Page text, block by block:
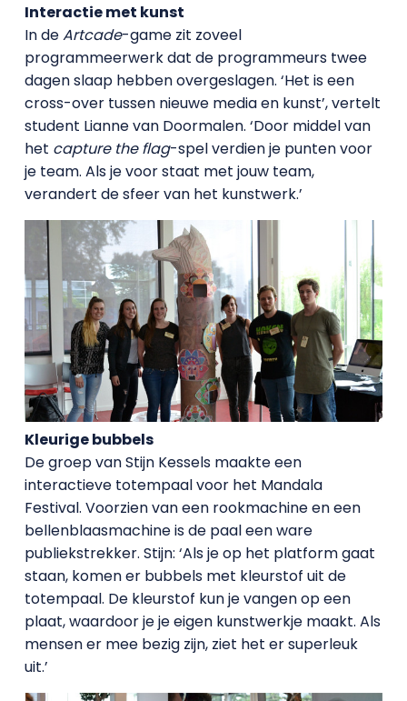
Interactie met kunst
In deArtcade-game zit zoveel
programmeerwerk dat de programmeurs twee
dagen slaap hebben overgeslagen. ‘Het is een
cross-over tussen nieuwe media en kunst’, vertelt
student Lianne van Doormalen. ‘Door middel van
het capture the flag-spel verdien je punten voor
je team. Als je voor staat met jouw team,
verandert de sfeer van het kunstwerk.’
Kleurige bubbels
De groep van Stijn Kessels maakte een
interactieve totempaal voor het Mandala
Festival. Voorzien van een rookmachine en een
bellenblaasmachine is de paal een ware
publiekstrekker. Stijn: ‘Als je op het platform gaat
staan, komen er bubbels met kleurstof uit de
totempaal. De kleurstof kun je vangen op een
plaat, waardoor je je eigen kunstwerkje maakt. Als
mensen er mee bezig zijn, ziet het er superleuk
uit.’